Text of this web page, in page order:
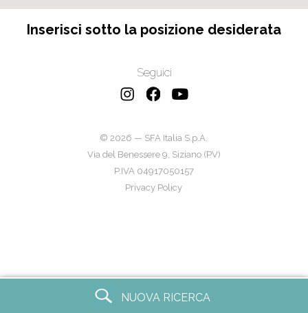
NUOVA RICERCA
Inserisci sotto la posizione desiderata
Seguici
© 2026 — SFA Italia S.p.A.
Via del Benessere 9, Siziano (PV)
P.IVA 04917050157
Privacy Policy